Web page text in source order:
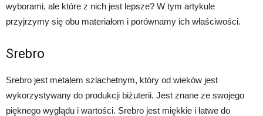
wyborami, ale które z nich jest lepsze? W tym artykule
przyjrzymy się obu materiałom i porównamy ich właściwości.
Srebro
Srebro jest metalem szlachetnym, który od wieków jest
wykorzystywany do produkcji biżuterii. Jest znane ze swojego
pięknego wyglądu i wartości. Srebro jest miękkie i łatwe do